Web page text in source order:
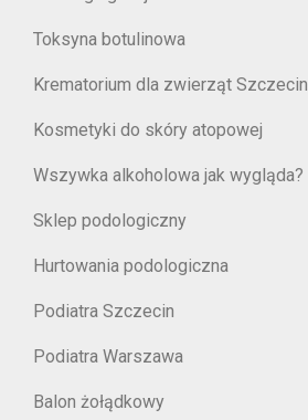
Toksyna botulinowa
Krematorium dla zwierząt Szczecin
Kosmetyki do skóry atopowej
Wszywka alkoholowa jak wygląda?
Sklep podologiczny
Hurtowania podologiczna
Podiatra Szczecin
Podiatra Warszawa
Balon żołądkowy